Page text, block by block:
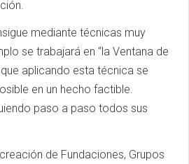
mediante técnicas muy
se trabajará en “la Ventana de
aplicando esta técnica se
en un hecho factible.
paso a paso todos sus
de Fundaciones, Grupos